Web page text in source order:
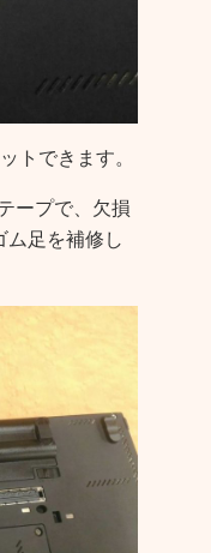
トできます。
ープで、欠損
ム足を補修し